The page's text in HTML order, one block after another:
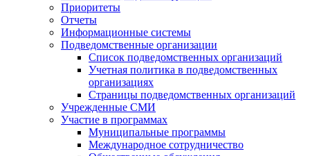
Приоритеты
Отчеты
Информационные системы
Подведомственные организации
Список подведомственных организаций
Учетная политика в подведомственных
организациях
Страницы подведомственных организаций
Учрежденные СМИ
Участие в программах
Муниципальные программы
Международное сотрудничество